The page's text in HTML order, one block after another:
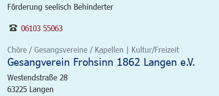
Förderung seelisch Behinderter
06103 55063
Chöre / Gesangsvereine / Kapellen | Kultur/Freizeit
Gesangverein Frohsinn 1862 Langen e.V.
Westendstraße 28
63225 Langen